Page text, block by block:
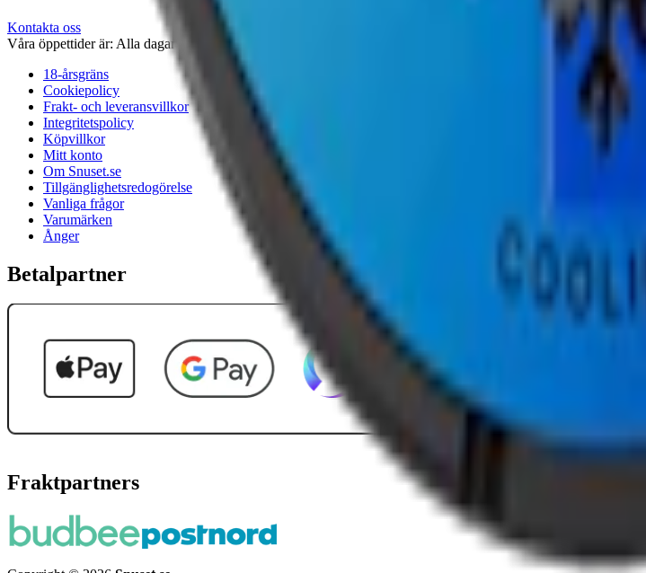
Kontakta oss
Våra öppettider är: Alla dagar 08:00 - 18:00 Vi svarar vanligtvis inom 24 timmar på vardagar.
18-årsgräns
Cookiepolicy
Frakt- och leveransvillkor
Integritetspolicy
Köpvillkor
Mitt konto
Om Snuset.se
Tillgänglighetsredogörelse
Vanliga frågor
Varumärken
Ånger
Betalpartner
Fraktpartners